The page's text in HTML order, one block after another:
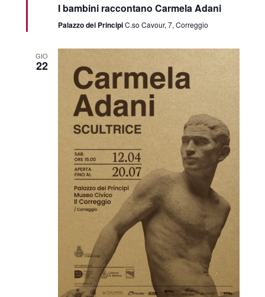
I bambini raccontano Carmela Adani
Palazzo dei PrincipiC.so Cavour, 7, Correggio
GIO
22